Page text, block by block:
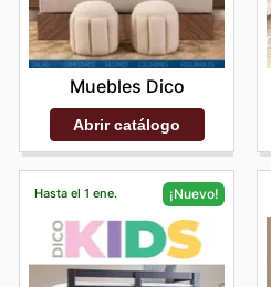
Muebles Dico
Abrir catálogo
Hasta el 1 ene. ¡Nuevo!